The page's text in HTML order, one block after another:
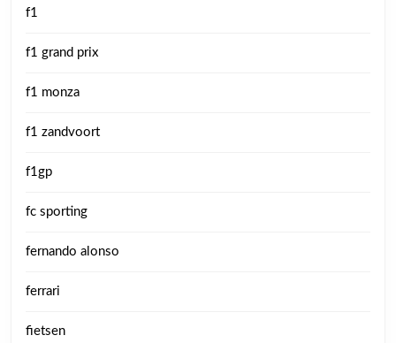
f1
f1 grand prix
f1 monza
f1 zandvoort
f1gp
fc sporting
fernando alonso
ferrari
fietsen